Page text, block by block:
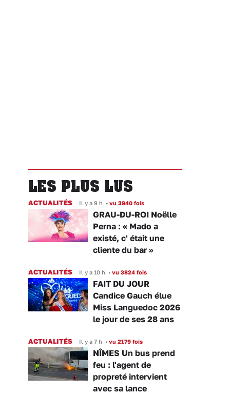
LES PLUS LUS
ACTUALITÉS Il y a 9 h • vu 3940 fois
GRAU-DU-ROI Noëlle
Perna : « Mado a
existé, c' était une
cliente du bar »
ACTUALITÉS Il y a 10 h • vu 3824 fois
FAIT DU JOUR
Candice Gauch élue
Miss Languedoc 2026
le jour de ses 28 ans
ACTUALITÉS Il y a 7 h • vu 2179 fois
NÎMES Un bus prend
feu : l'agent de
propreté intervient
avec sa lance